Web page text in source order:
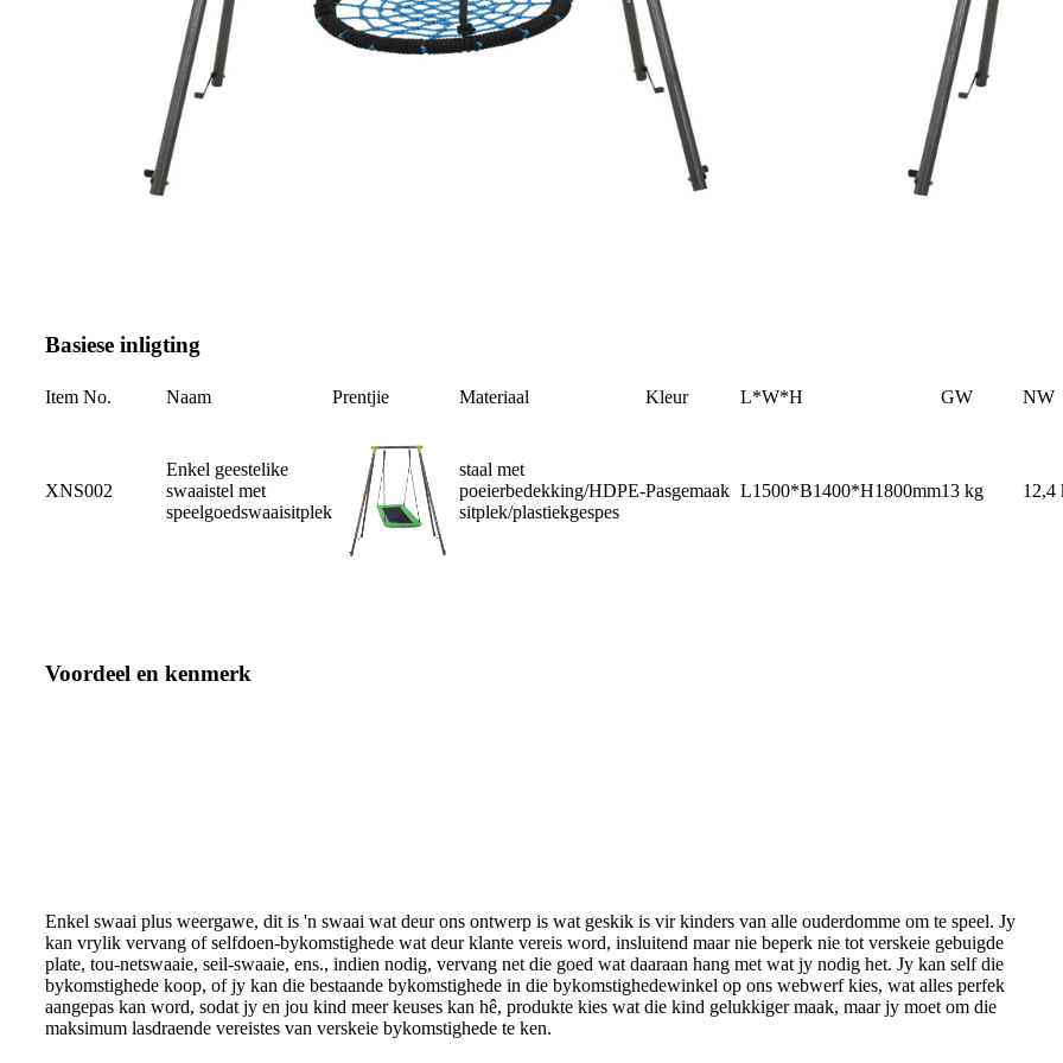
Basiese inligting
Item No. Naam Prentjie Materiaal Kleur L*W*H GW NW
XNS002
Enkel geestelike
swaaistel met
speelgoedswaaisitplek
staal met
poeierbedekking/HDPE-
sitplek/plastiekgespes
Pasgemaak L1500*B1400*H1800mm13 kg 12,4
Voordeel en kenmerk
Enkel swaai plus weergawe, dit is 'n swaai wat deur ons ontwerp is wat geskik is vir kinders van alle ouderdomme om te speel. Jy
kan vrylik vervang of selfdoen-bykomstighede wat deur klante vereis word, insluitend maar nie beperk nie tot verskeie gebuigde
plate, tou-netswaaie, seil-swaaie, ens., indien nodig, vervang net die goed wat daaraan hang met wat jy nodig het. Jy kan self die
bykomstighede koop, of jy kan die bestaande bykomstighede in die bykomstighedewinkel op ons webwerf kies, wat alles perfek
aangepas kan word, sodat jy en jou kind meer keuses kan hê, produkte kies wat die kind gelukkiger maak, maar jy moet om die
maksimum lasdraende vereistes van verskeie bykomstighede te ken.